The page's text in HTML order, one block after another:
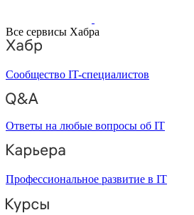
Все сервисы Хабра
Сообщество IT-специалистов
Ответы на любые вопросы об IT
Профессиональное развитие в IT